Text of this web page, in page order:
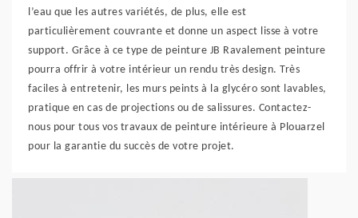
l’eau que les autres variétés, de plus, elle est
particulièrement couvrante et donne un aspect lisse à votre
support. Grâce à ce type de peinture JB Ravalement peinture
pourra offrir à votre intérieur un rendu très design. Très
faciles à entretenir, les murs peints à la glycéro sont lavables,
pratique en cas de projections ou de salissures. Contactez-
nous pour tous vos travaux de peinture intérieure à Plouarzel
pour la garantie du succès de votre projet.